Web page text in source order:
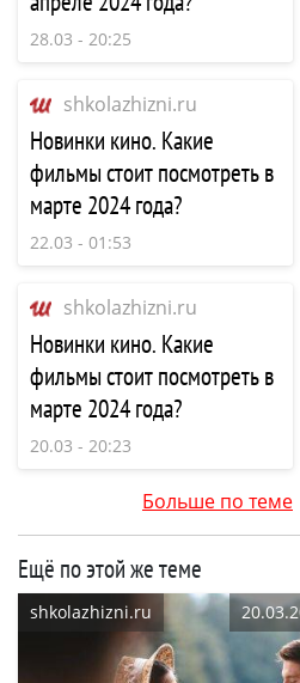
28.03 - 20:25
shkolazhizni.ru
Новинки кино. Какие
фильмы стоит посмотреть в
марте 2024 года?
22.03 - 01:53
shkolazhizni.ru
Новинки кино. Какие
фильмы стоит посмотреть в
марте 2024 года?
20.03 - 20:23
Больше по теме
Ещё по этой же теме
shkolazhizni.ru